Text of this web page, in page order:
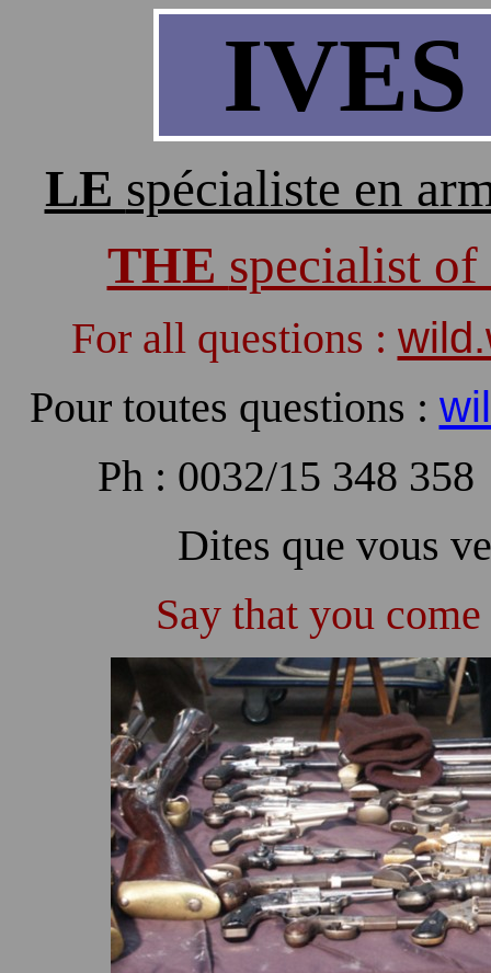
IVES
LE spécialiste en
THE specialist
For all questions :
Pour toutes questions :
Ph : 0032/15 348
Dites que vous
Say that you